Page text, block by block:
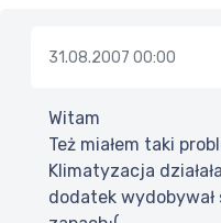
31.08.2007 00:00
Witam
Też miałem taki
Klimatyzacja
dodatek